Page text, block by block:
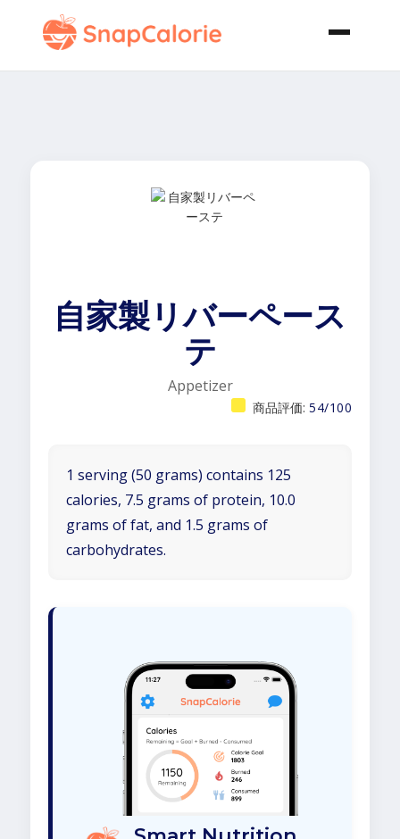
自家製リバーペース
テ
Appetizer
商品評価: 54/100
1 serving (50 grams) contains 125
calories, 7.5 grams of protein, 10.0
grams of fat, and 1.5 grams of
carbohydrates.